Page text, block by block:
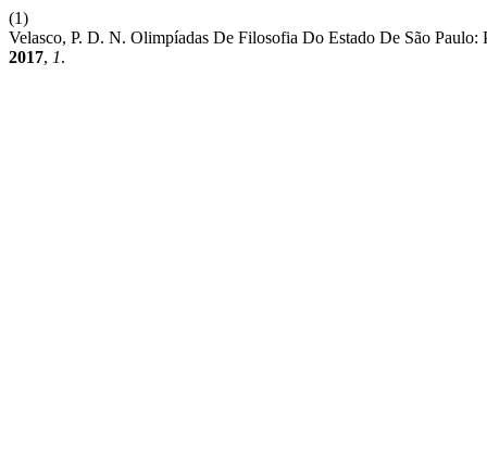
(1)
Velasco, P. D. N. Olimpíadas De Filosofia Do Estado De São
2017, 1.